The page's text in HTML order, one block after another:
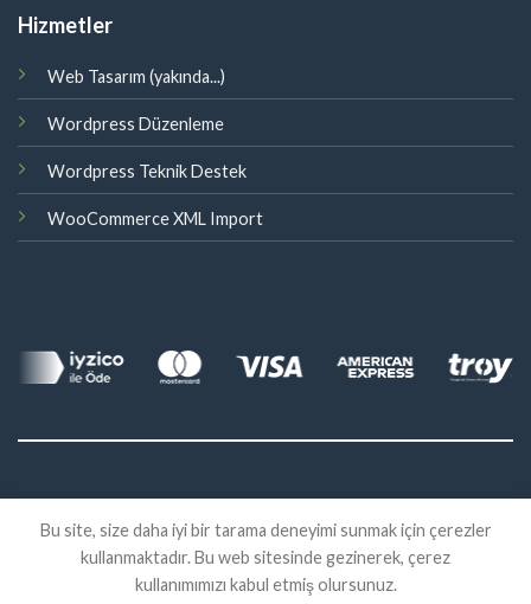
Hizmetler
Web Tasarım (yakında...)
Wordpress Düzenleme
Wordpress Teknik Destek
WooCommerce XML Import
2026 Eklenti Market
İADE SATIŞ SÖZLEŞMESI KVKK
Bu site, size daha iyi bir tarama deneyimi sunmak için çerezler
kullanmaktadır. Bu web sitesinde gezinerek, çerez
kullanımımızı kabul etmiş olursunuz.